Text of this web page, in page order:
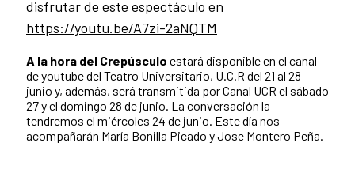
disfrutar de este espectáculo en
https://youtu.be/A7zi-2aNQTM
A la hora del Crepúsculo estará disponible en el canal
de youtube del Teatro Universitario, U.C.R del 21 al 28
junio y, además, será transmitida por Canal UCR el sábado
27 y el domingo 28 de junio. La conversación la
tendremos el miércoles 24 de junio. Este día nos
acompañarán María Bonilla Picado y Jose Montero Peña.